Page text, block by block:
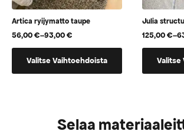
Artica ryijymatto taupe
56,00€–93,00€
Hintaluokka:
56,00 €
Valitse Vaihtoehdoista
tuotteella
Julia
125,00€–
125,00 €
Valitse
tuotteella
Voit
Selaa